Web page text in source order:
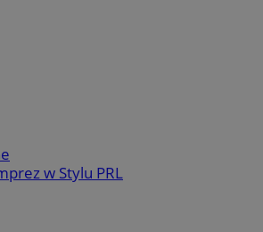
w Stylu PRL